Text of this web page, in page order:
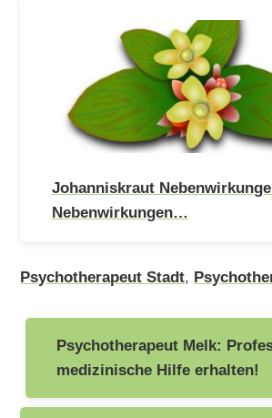
Johanniskraut
Nebenwirkungen…
Psychotherapeut Stadt,
Beitragsnavigation
Psychotherapeut Melk:
medizinische Hilfe erhalten!